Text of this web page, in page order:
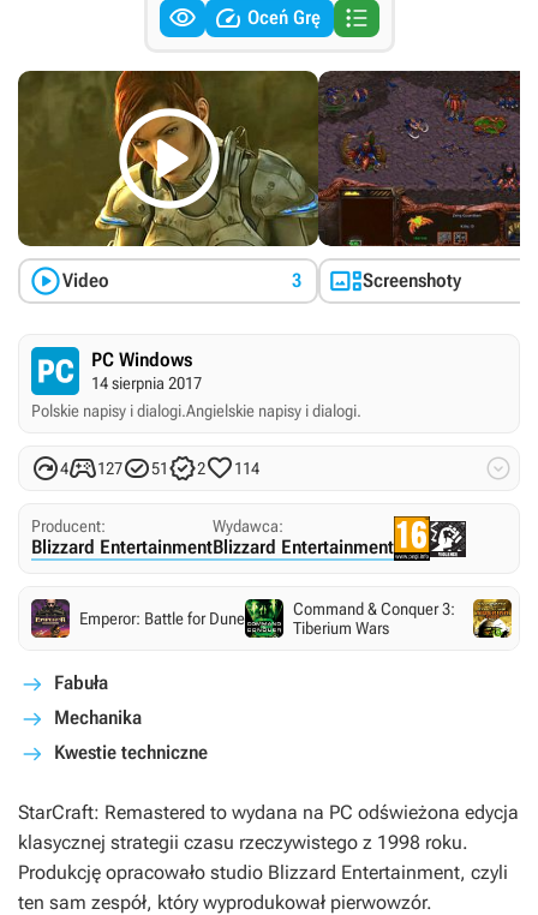
  Oceń Grę 

Video 3 Screenshoty
PC Windows
14 sierpnia 2017
Polskie napisy i dialogi.Angielskie napisy i dialogi.
4127512114 
Producent:
Blizzard Entertainment
Wydawca:
Blizzard Entertainment
Emperor: Battle for Dune
Command & Conquer 3:
Tiberium Wars
Fabuła
Mechanika
Kwestie techniczne
StarCraft: Remastered to wydana na PC odświeżona edycja
klasycznej strategii czasu rzeczywistego z 1998 roku.
Produkcję opracowało studio Blizzard Entertainment, czyli
ten sam zespół, który wyprodukował pierwowzór.